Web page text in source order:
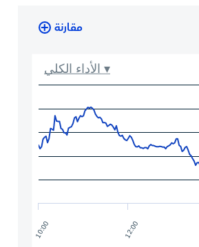
مقارنة
12:00
10:00
الأداء الكلي ▾